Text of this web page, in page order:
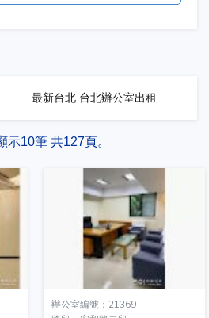
最新台北 台北辦公室出租
示10筆 共127頁。
辦公室編號：21369